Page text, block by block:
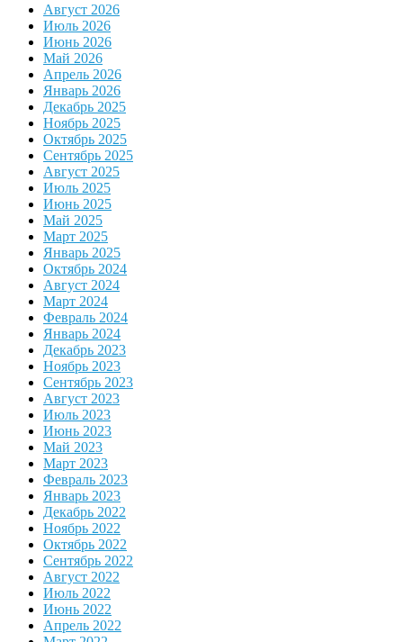
Август 2026
Июль 2026
Июнь 2026
Май 2026
Апрель 2026
Январь 2026
Декабрь 2025
Ноябрь 2025
Октябрь 2025
Сентябрь 2025
Август 2025
Июль 2025
Июнь 2025
Май 2025
Март 2025
Январь 2025
Октябрь 2024
Август 2024
Март 2024
Февраль 2024
Январь 2024
Декабрь 2023
Ноябрь 2023
Сентябрь 2023
Август 2023
Июль 2023
Июнь 2023
Май 2023
Март 2023
Февраль 2023
Январь 2023
Декабрь 2022
Ноябрь 2022
Октябрь 2022
Сентябрь 2022
Август 2022
Июль 2022
Июнь 2022
Апрель 2022